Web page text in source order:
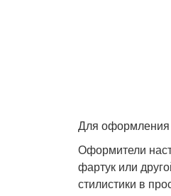
Для оформления
Оформители
фартук или
стилистики в